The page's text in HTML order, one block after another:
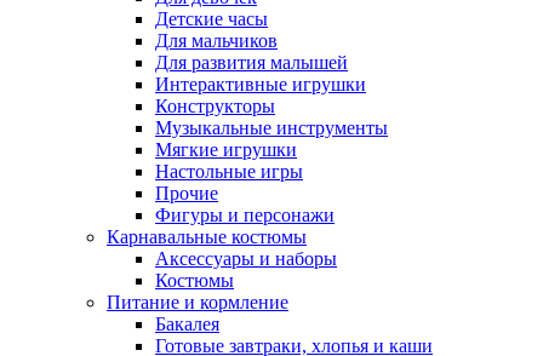
Детские часы
Для мальчиков
Для развития малышей
Интерактивные игрушки
Конструкторы
Музыкальные инструменты
Мягкие игрушки
Настольные игры
Прочие
Фигуры и персонажи
Карнавальные костюмы
Аксессуары и наборы
Костюмы
Питание и кормление
Бакалея
Готовые завтраки, хлопья и каши